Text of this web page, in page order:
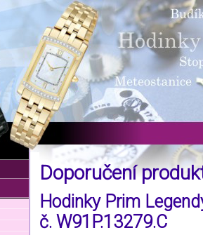
Doporučení
Hodinky Prim
č. W91P.13279.C